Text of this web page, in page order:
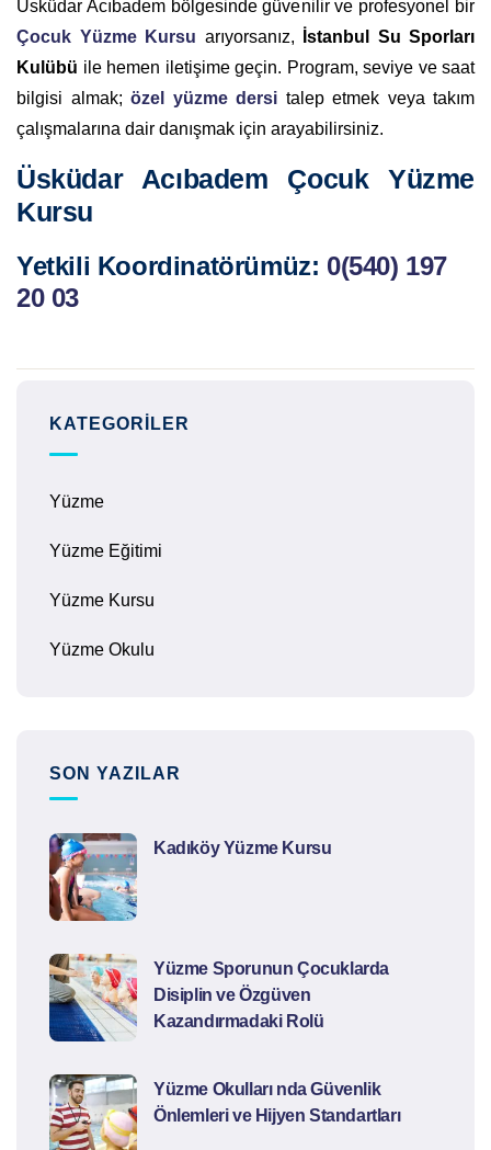
Üsküdar Acıbadem bölgesinde güvenilir ve profesyonel bir
Çocuk Yüzme Kursu arıyorsanız,
İstanbul Su Sporları
Kulübü ile hemen iletişime geçin. Program, seviye ve saat
bilgisi almak; özel yüzme dersi talep etmek veya takım
çalışmalarına dair danışmak için arayabilirsiniz.
Üsküdar Acıbadem Çocuk Yüzme
Kursu
Yetkili Koordinatörümüz: 0(540) 197
20 03
KATEGORILER
Yüzme
Yüzme Eğitimi
Yüzme Kursu
Yüzme Okulu
SON YAZILAR
Kadıköy Yüzme Kursu
Yüzme Sporunun Çocuklarda
Disiplin ve Özgüven
Kazandırmadaki Rolü
Yüzme Okulları nda Güvenlik
Önlemleri ve Hijyen Standartları